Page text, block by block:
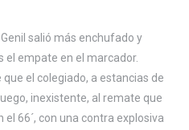
salió más enchufado y
el empate en el marcador.
el colegiado, a estancias de
inexistente, al remate que
el 66´, con una contra explosiva